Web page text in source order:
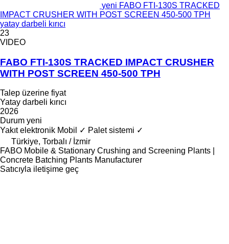
yeni FABO FTI-130S TRACKED
IMPACT CRUSHER WITH POST SCREEN 450-500 TPH
yatay darbeli kırıcı
23
VIDEO
FABO FTI-130S TRACKED IMPACT CRUSHER
WITH POST SCREEN 450-500 TPH
Talep üzerine fiyat
Yatay darbeli kırıcı
2026
Durum yeni
Yakıt elektronik Mobil ✓ Palet sistemi ✓
Türkiye, Torbalı / İzmir
FABO Mobile & Stationary Crushing and Screening Plants |
Concrete Batching Plants Manufacturer
Satıcıyla iletişime geç